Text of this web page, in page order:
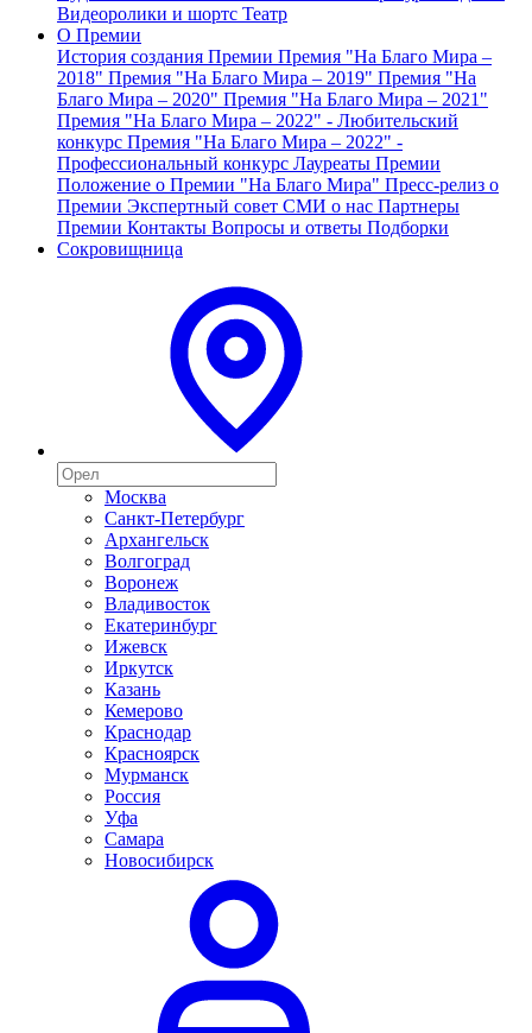
Видеоролики и шортс Театр
О Премии
История создания Премии Премия "На Благо Мира –
2018" Премия "На Благо Мира – 2019" Премия "На
Благо Мира – 2020" Премия "На Благо Мира – 2021"
Премия "На Благо Мира – 2022" - Любительский
конкурс Премия "На Благо Мира – 2022" -
Профессиональный конкурс Лауреаты Премии
Положение о Премии "На Благо Мира" Пресс-релиз о
Премии Экспертный совет СМИ о нас Партнеры
Премии Контакты Вопросы и ответы Подборки
Сокровищница
Москва
Санкт-Петербург
Архангельск
Волгоград
Воронеж
Владивосток
Екатеринбург
Ижевск
Иркутск
Казань
Кемерово
Краснодар
Красноярск
Мурманск
Россия
Уфа
Самара
Новосибирск